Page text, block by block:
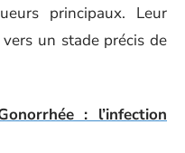
principaux. Leur
un stade précis de
: l’infection